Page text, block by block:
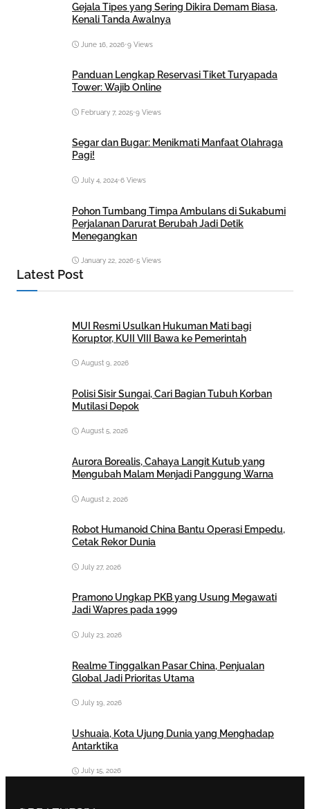
Gejala Tipes yang Sering Dikira Demam Biasa,
Kenali Tanda Awalnya
June 16, 2026•9 Views
Panduan Lengkap Reservasi Tiket Turyapada
Tower: Wajib Online
February 7, 2025•9 Views
Segar dan Bugar: Menikmati Manfaat Olahraga
Pagi!
July 4, 2024•6 Views
Pohon Tumbang Timpa Ambulans di Sukabumi
Perjalanan Darurat Berubah Jadi Detik
Menegangkan
January 22, 2026•5 Views
Latest Post
MUI Resmi Usulkan Hukuman Mati bagi
Koruptor, KUII VIII Bawa ke Pemerintah
August 9, 2026
Polisi Sisir Sungai, Cari Bagian Tubuh Korban
Mutilasi Depok
August 5, 2026
Aurora Borealis, Cahaya Langit Kutub yang
Mengubah Malam Menjadi Panggung Warna
August 2, 2026
Robot Humanoid China Bantu Operasi Empedu,
Cetak Rekor Dunia
July 27, 2026
Pramono Ungkap PKB yang Usung Megawati
Jadi Wapres pada 1999
July 23, 2026
Realme Tinggalkan Pasar China, Penjualan
Global Jadi Prioritas Utama
July 19, 2026
Ushuaia, Kota Ujung Dunia yang Menghadap
Antarktika
July 15, 2026